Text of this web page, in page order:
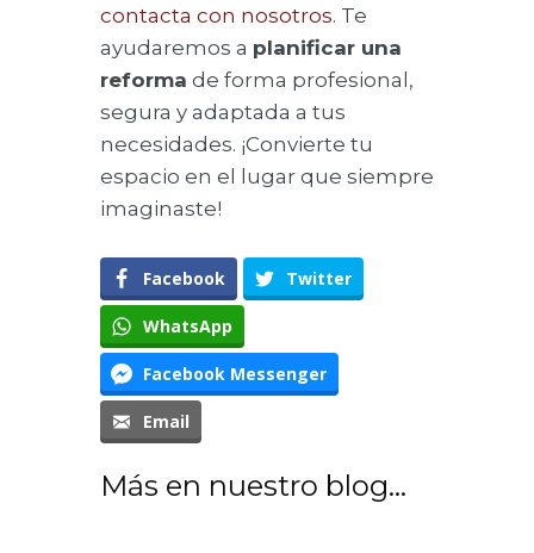
contacta con nosotros. Te
ayudaremos a planificar una
reforma de forma profesional,
segura y adaptada a tus
necesidades. ¡Convierte tu
espacio en el lugar que siempre
imaginaste!
Facebook Twitter
WhatsApp
Facebook Messenger
Email
Más en nuestro blog...